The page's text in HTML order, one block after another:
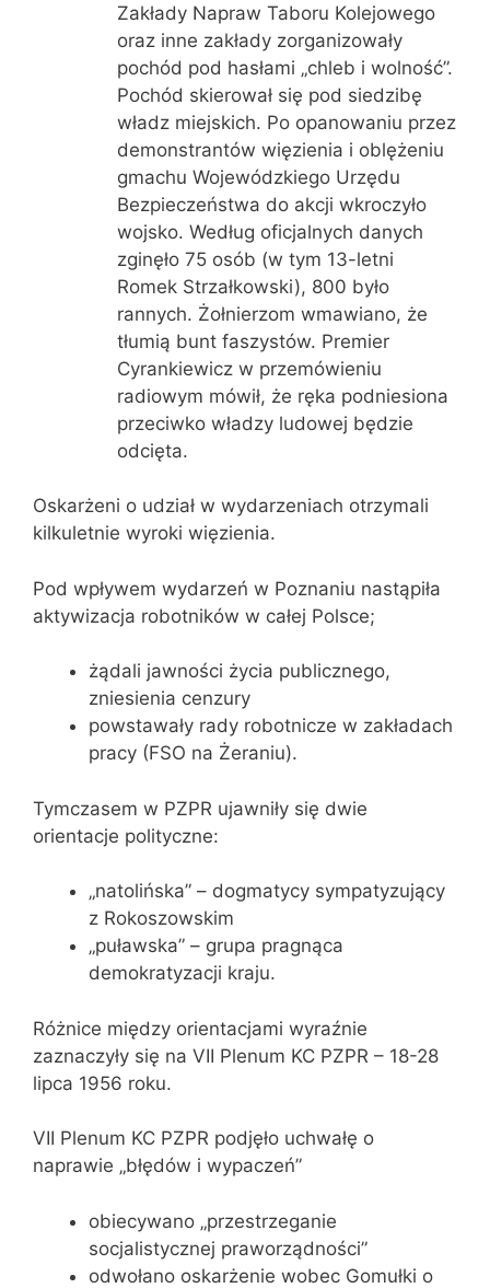
Zakłady Napraw Taboru Kolejowego
oraz inne zakłady zorganizowały
pochód pod hasłami „chleb i wolność”.
Pochód skierował się pod siedzibę
władz miejskich. Po opanowaniu przez
demonstrantów więzienia i oblężeniu
gmachu Wojewódzkiego Urzędu
Bezpieczeństwa do akcji wkroczyło
wojsko. Według oficjalnych danych
zginęło 75 osób (w tym 13-letni
Romek Strzałkowski), 800 było
rannych. Żołnierzom wmawiano, że
tłumią bunt faszystów. Premier
Cyrankiewicz w przemówieniu
radiowym mówił, że ręka podniesiona
przeciwko władzy ludowej będzie
odcięta.
Oskarżeni o udział w wydarzeniach otrzymali
kilkuletnie wyroki więzienia.
Pod wpływem wydarzeń w Poznaniu nastąpiła
aktywizacja robotników w całej Polsce;
żądali jawności życia publicznego,
zniesienia cenzury
powstawały rady robotnicze w zakładach
pracy (FSO na Żeraniu).
Tymczasem w PZPR ujawniły się dwie
orientacje polityczne:
„natolińska” – dogmatycy sympatyzujący
z Rokoszowskim
„puławska” – grupa pragnąca
demokratyzacji kraju.
Różnice między orientacjami wyraźnie
zaznaczyły się na VII Plenum KC PZPR – 18-28
lipca 1956 roku.
VII Plenum KC PZPR podjęło uchwałę o
naprawie „błędów i wypaczeń”
obiecywano „przestrzeganie
socjalistycznej praworządności”
odwołano oskarżenie wobec Gomułki o